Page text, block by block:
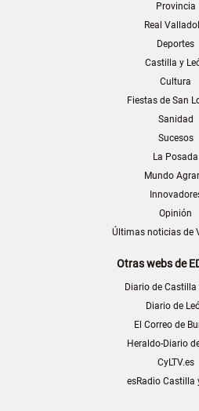
Provincia
Real
Deportes
Castilla y
Cultura
Fiestas de San
Sanidad
Sucesos
La Posada
Mundo
Opinión
Últimas noticias de
Otras webs de
Diario de Castilla
Diario de
El Correo de
Heraldo-Diario
CyLTV.es
esRadio Castilla